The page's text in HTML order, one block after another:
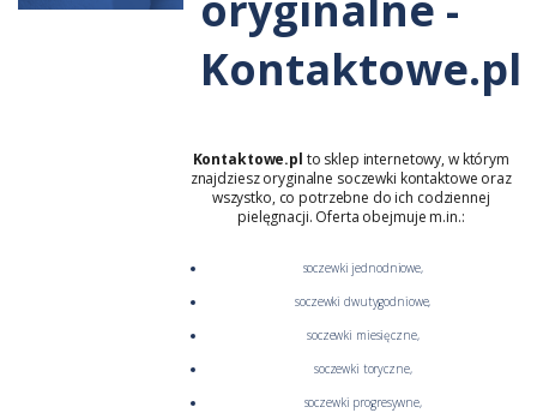
Kontaktowe.pl
Kontaktowe.pl to sklep internetowy, w którym
znajdziesz oryginalne soczewki kontaktowe oraz
wszystko, co potrzebne do ich codziennej
pielęgnacji. Oferta obejmuje m.in.:
soczewki jednodniowe,
soczewki dwutygodniowe,
soczewki miesięczne,
soczewki toryczne,
soczewki progresywne,